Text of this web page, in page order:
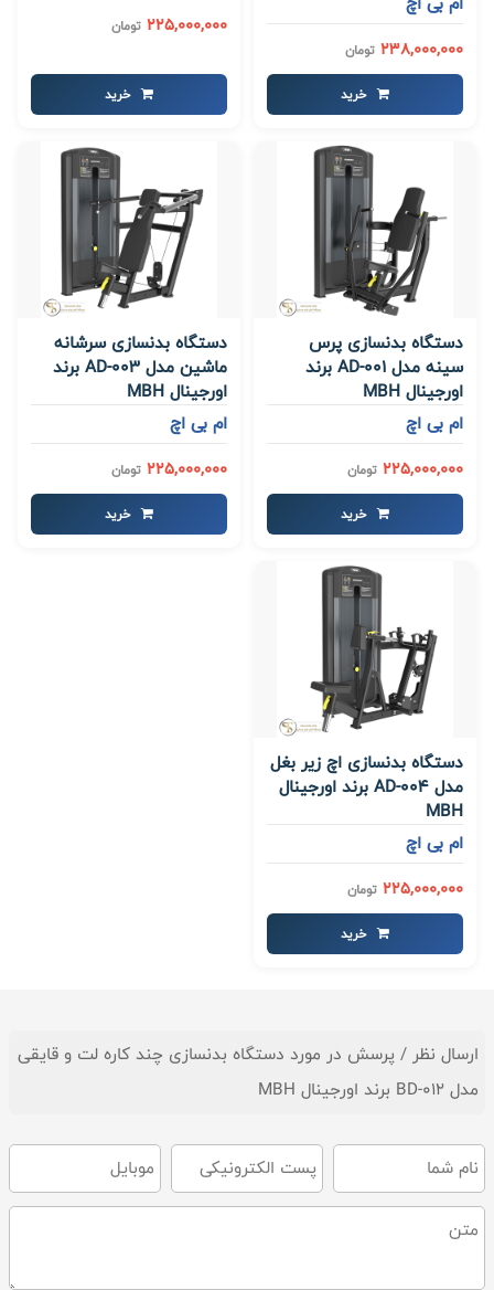
238,000,000 تومان
خرید
225,000,000 تومان
خرید
دستگاه بدنسازی پرس
سینه مدل AD-001 برند
اورجینال MBH
ام بی اچ
225,000,000 تومان
خرید
دستگاه بدنسازی سرشانه
ماشین مدل AD-003 برند
اورجینال MBH
ام بی اچ
225,000,000 تومان
خرید
دستگاه بدنسازی اچ زیر بغل
مدل AD-004 برند اورجینال
MBH
ام بی اچ
225,000,000 تومان
خرید
ارسال نظر / پرسش در مورد دستگاه بدنسازی چند کاره لت و قایقی
مدل BD-012 برند اورجینال MBH